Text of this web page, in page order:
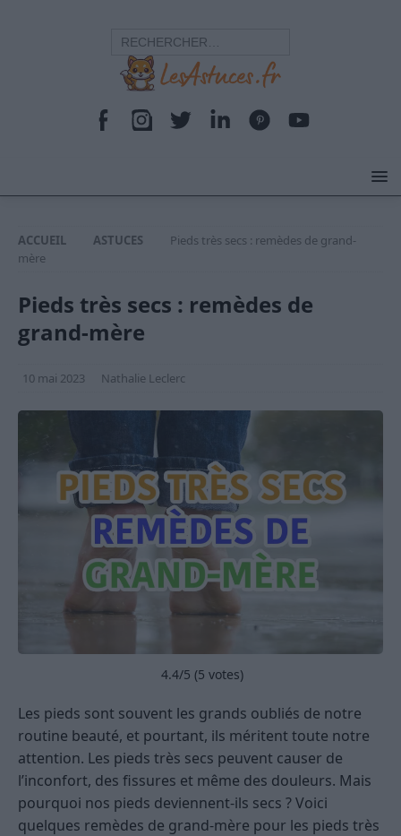
ACCUEIL ASTUCES
Pieds très secs : remèdes de grand-
mère
Pieds très secs : remèdes de
grand-mère
10 mai 2023 Nathalie Leclerc
4.4/5 (5 votes)
Les pieds sont souvent les grands oubliés de notre
routine beauté, et pourtant, ils méritent toute notre
attention. Les pieds très secs peuvent causer de
l’inconfort, des fissures et même des douleurs. Mais
pourquoi nos pieds deviennent-ils secs ? Voici
quelques remèdes de grand-mère pour les pieds très